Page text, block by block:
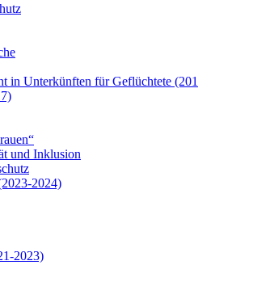
in Unterkünften für Geflüchtete (201
und Inklusion
2024)
2023)